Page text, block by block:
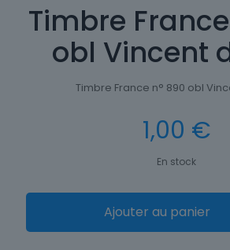
Timbre
obl Vincent
Timbre France n° 890 obl
1,00 €
En stock
Ajouter au panier